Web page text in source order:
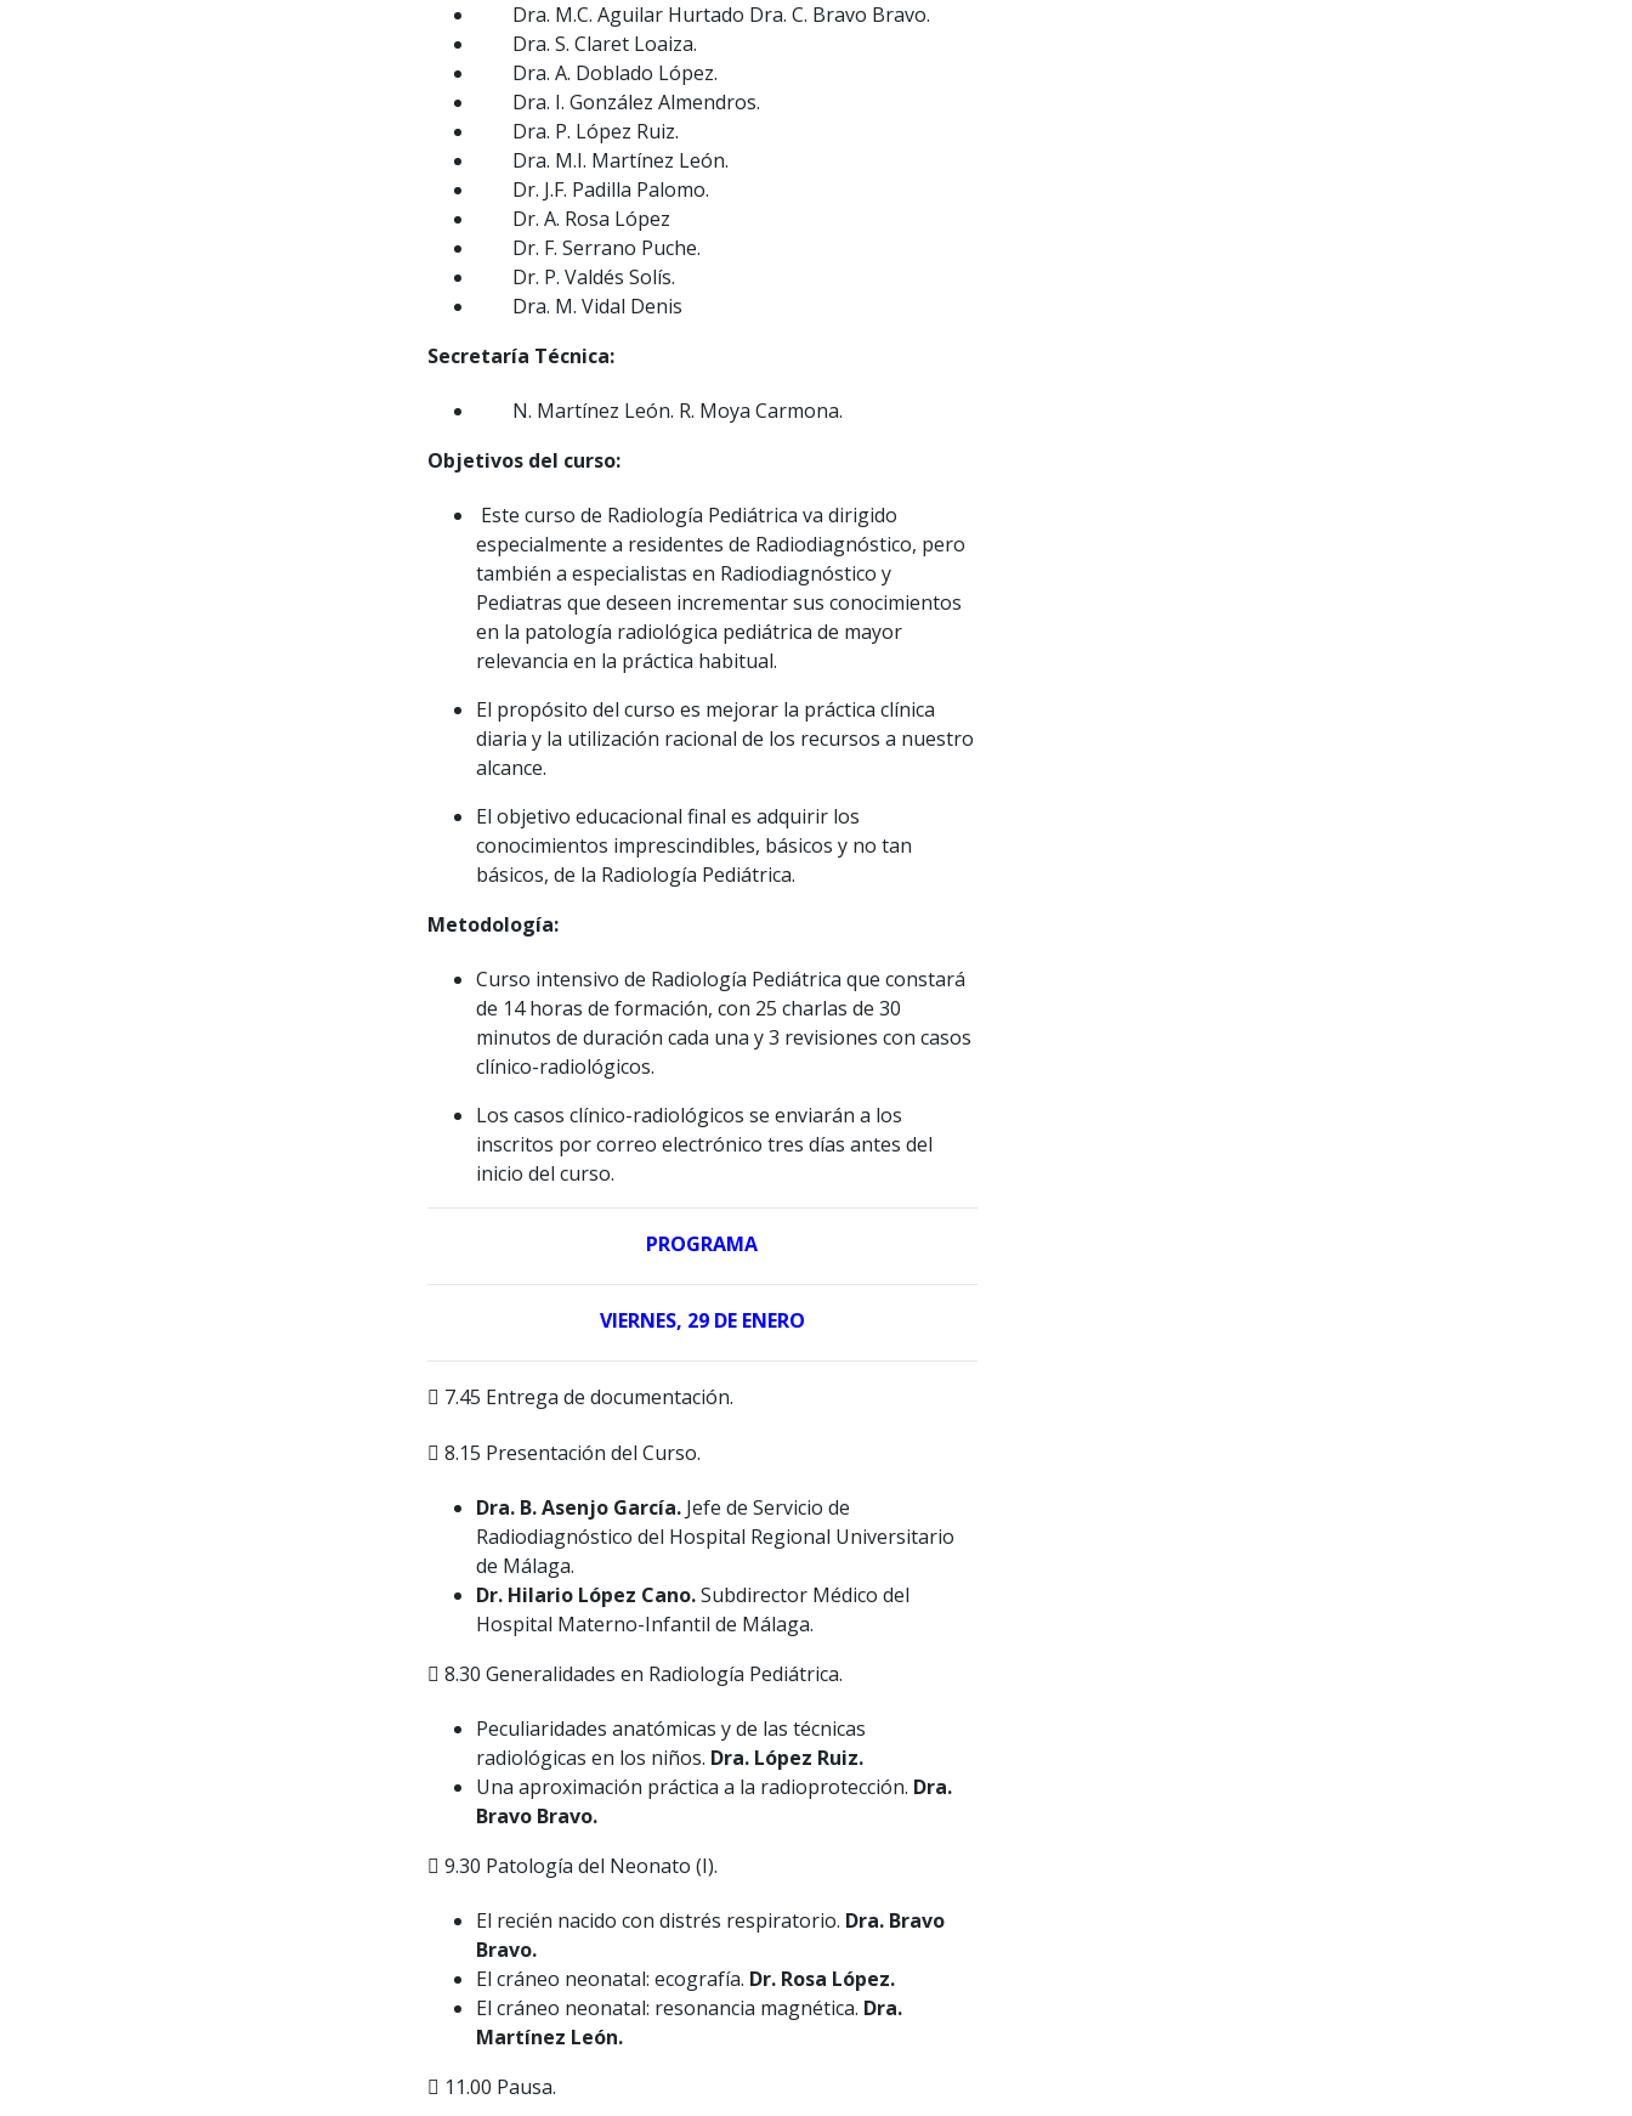
Dra. M.C. Aguilar Hurtado Dra. C. Bravo Bravo.
Dra. S. Claret Loaiza.
Dra. A. Doblado López.
Dra. I. González Almendros.
Dra. P. López Ruiz.
Dra. M.I. Martínez León.
Dr. J.F. Padilla Palomo.
Dr. A. Rosa López
Dr. F. Serrano Puche.
Dr. P. Valdés Solís.
Dra. M. Vidal Denis
Secretaría Técnica:
N. Martínez León. R. Moya Carmona.
Objetivos del curso:
Este curso de Radiología Pediátrica va dirigido
especialmente a residentes de Radiodiagnóstico, pero
también a especialistas en Radiodiagnóstico y
Pediatras que deseen incrementar sus conocimientos
en la patología radiológica pediátrica de mayor
relevancia en la práctica habitual.
El propósito del curso es mejorar la práctica clínica
diaria y la utilización racional de los recursos a nuestro
alcance.
El objetivo educacional final es adquirir los
conocimientos imprescindibles, básicos y no tan
básicos, de la Radiología Pediátrica.
Metodología:
Curso intensivo de Radiología Pediátrica que constará
de 14 horas de formación, con 25 charlas de 30
minutos de duración cada una y 3 revisiones con casos
clínico-radiológicos.
Los casos clínico-radiológicos se enviarán a los
inscritos por correo electrónico tres días antes del
inicio del curso.
PROGRAMA
VIERNES, 29 DE ENERO
7.45 Entrega de documentación.
8.15 Presentación del Curso.
Dra. B. Asenjo García. Jefe de Servicio de
Radiodiagnóstico del Hospital Regional Universitario
de Málaga.
Dr. Hilario López Cano.Subdirector Médico del
Hospital Materno-Infantil de Málaga.
8.30 Generalidades en Radiología Pediátrica.
Peculiaridades anatómicas y de las técnicas
radiológicas en los niños. Dra. López Ruiz.
Una aproximación práctica a la radioprotección. Dra.
Bravo Bravo.
9.30 Patología del Neonato (I).
El recién nacido con distrés respiratorio. Dra. Bravo
Bravo.
El cráneo neonatal: ecografía. Dr. Rosa López.
El cráneo neonatal: resonancia magnética. Dra.
Martínez León.
11.00 Pausa.